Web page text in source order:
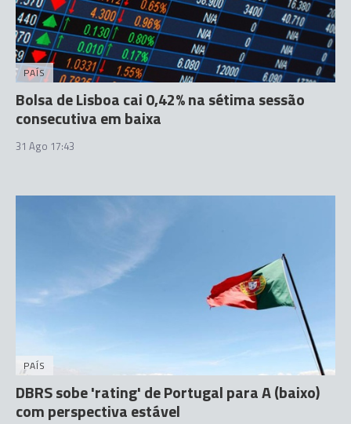
PAÍS
Bolsa de Lisboa cai 0,42% na sétima sessão
consecutiva em baixa
31 Ago 17:43
PAÍS
DBRS sobe 'rating' de Portugal para A (baixo)
com perspectiva estável